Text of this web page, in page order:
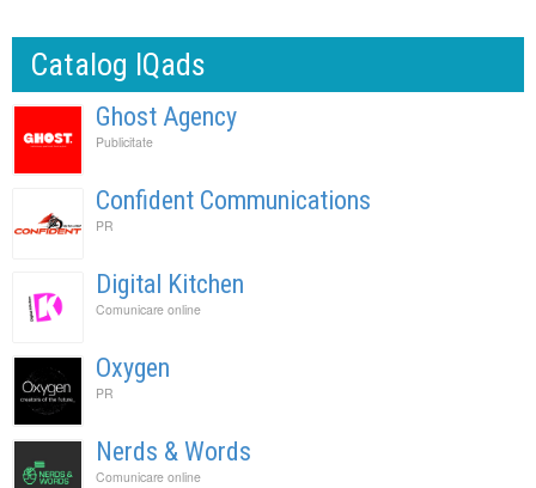
Catalog IQads
Ghost Agency
Publicitate
Confident Communications
PR
Digital Kitchen
Comunicare online
Oxygen
PR
Nerds & Words
Comunicare online